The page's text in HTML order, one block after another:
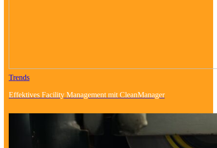
Trends
Effektives Facility Management mit CleanManager